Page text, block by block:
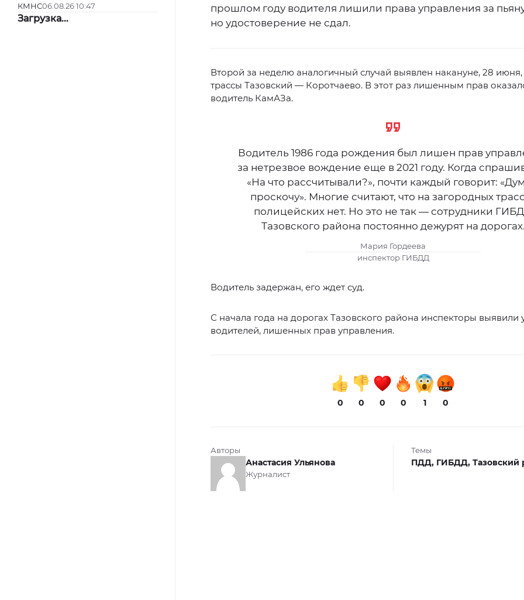
КМНС06.08.26 10:47
Загрузка...
прошлом году водителя лишили права управления за
но удостоверение не сдал.
Второй за неделю аналогичный случай выявлен накануне, 28 июня,
трассы Тазовский — Коротчаево. В этот раз лишенным прав
водитель КамАЗа.
Водитель 1986 года рождения был лишен прав
за нетрезвое вождение еще в 2021 году. Когда
«На что рассчитывали?», почти каждый говорит:
проскочу». Многие считают, что на загородных
полицейских нет. Но это не так — сотрудники
Тазовского района постоянно дежурят на дорогах.
Мария Гордеева
инспектор ГИБДД
Водитель задержан, его ждет суд.
С начала года на дорогах Тазовского района инспекторы выявили
водителей, лишенных прав управления.
0 0 0 0 1 0
Авторы
Анастасия Ульянова
Журналист
Темы
ПДД, ГИБДД, Тазовский